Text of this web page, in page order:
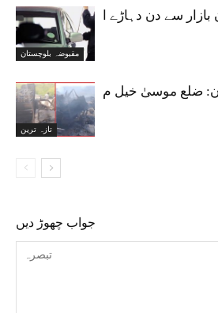
مقبوضہ بلوچستان
تازہ ترین
جواب چھوڑ دیں